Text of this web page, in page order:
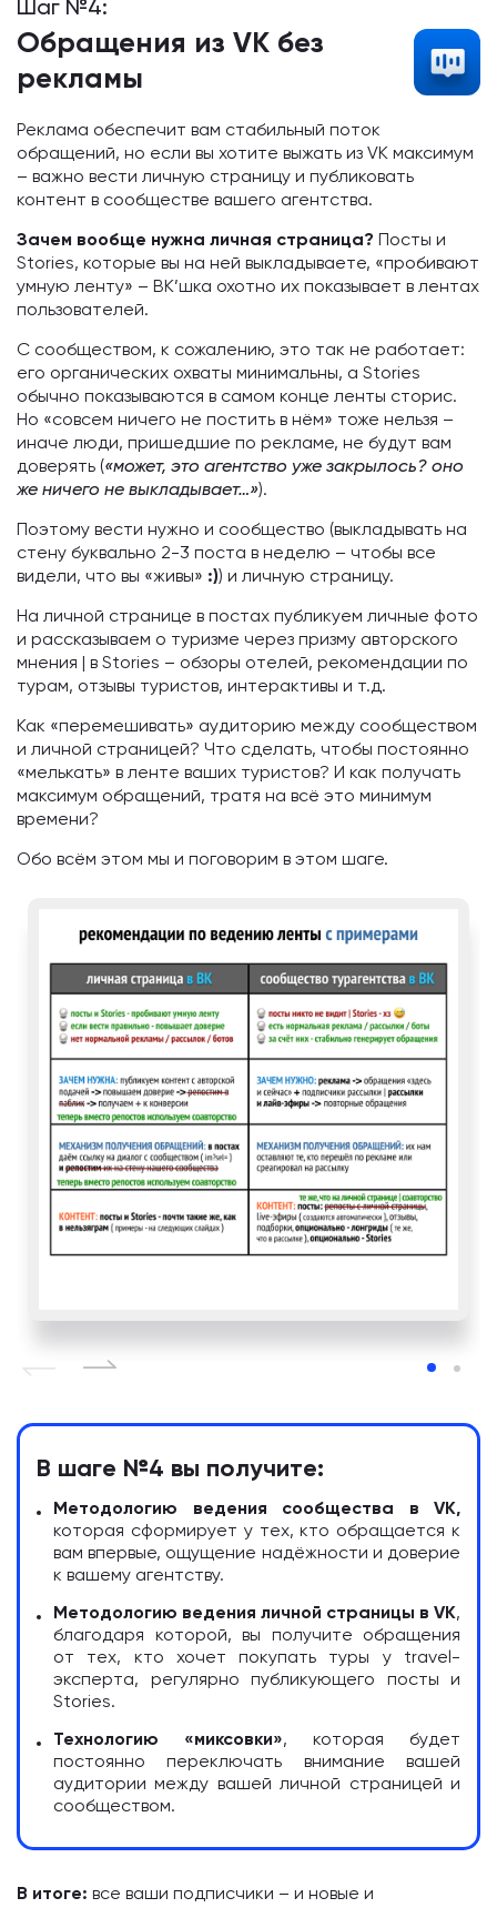
Шаг №4:
Обращения из VK без
рекламы
Реклама обеспечит вам стабильный поток
обращений, но если вы хотите выжать из VK максимум
– важно вести личную страницу и публиковать
контент в сообществе вашего агентства.
Зачем вообще нужна личная страница? Посты и
Stories, которые вы на ней выкладываете, «пробивают
умную ленту» – ВК’шка охотно их показывает в лентах
пользователей.
С сообществом, к сожалению, это так не работает:
его органических охваты минимальны, а Stories
обычно показываются в самом конце ленты сторис.
Но «совсем ничего не постить в нём» тоже нельзя –
иначе люди, пришедшие по рекламе, не будут вам
доверять («может, это агентство уже закрылось? оно
же ничего не выкладывает…»).
Поэтому вести нужно и сообщество (выкладывать на
стену буквально 2-3 поста в неделю – чтобы все
видели, что вы «живы» :)) и личную страницу.
На личной странице в постах публикуем личные фото
и рассказываем о туризме через призму авторского
мнения | в Stories – обзоры отелей, рекомендации по
турам, отзывы туристов, интерактивы и т.д.
Как «перемешивать» аудиторию между сообществом
и личной страницей? Что сделать, чтобы постоянно
«мелькать» в ленте ваших туристов? И как получать
максимум обращений, тратя на всё это минимум
времени?
Обо всём этом мы и поговорим в этом шаге.
В шаге №4 вы получите:
Методологию ведения сообщества в VK,
которая сформирует у тех, кто обращается к
вам впервые, ощущение надёжности и доверие
к вашему агентству.
Методологию ведения личной страницы в VK,
благодаря которой, вы получите обращения
от тех, кто хочет покупать туры у travel-
эксперта, регулярно публикующего посты и
Stories.
Технологию «миксовки», которая будет
постоянно переключать внимание вашей
аудитории между вашей личной страницей и
сообществом.
В итоге: все ваши подписчики – и новые и